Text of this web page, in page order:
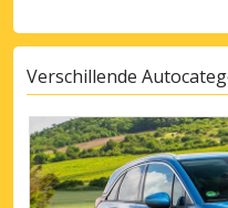
Verschillende